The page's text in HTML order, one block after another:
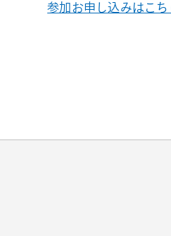
参加お申し込みはこち